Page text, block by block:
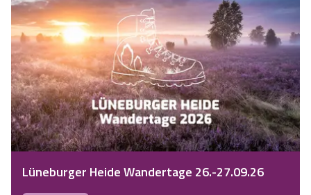
Lüneburger Heide Wandertage 26.-27.09.26